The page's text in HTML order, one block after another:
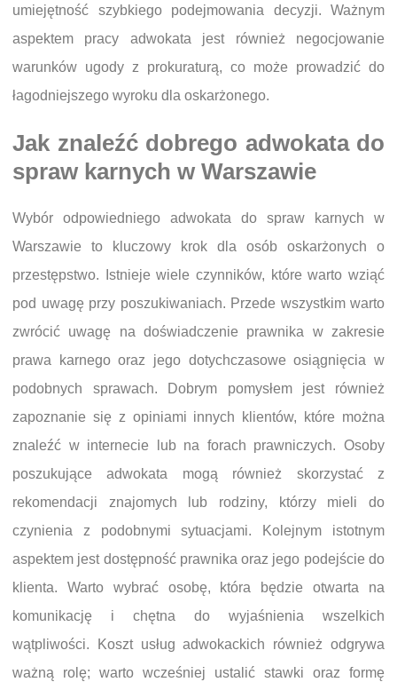
umiejętność szybkiego podejmowania decyzji. Ważnym
aspektem pracy adwokata jest również negocjowanie
warunków ugody z prokuraturą, co może prowadzić do
łagodniejszego wyroku dla oskarżonego.
Jak znaleźć dobrego adwokata do
spraw karnych w Warszawie
Wybór odpowiedniego adwokata do spraw karnych w
Warszawie to kluczowy krok dla osób oskarżonych o
przestępstwo. Istnieje wiele czynników, które warto wziąć
pod uwagę przy poszukiwaniach. Przede wszystkim warto
zwrócić uwagę na doświadczenie prawnika w zakresie
prawa karnego oraz jego dotychczasowe osiągnięcia w
podobnych sprawach. Dobrym pomysłem jest również
zapoznanie się z opiniami innych klientów, które można
znaleźć w internecie lub na forach prawniczych. Osoby
poszukujące adwokata mogą również skorzystać z
rekomendacji znajomych lub rodziny, którzy mieli do
czynienia z podobnymi sytuacjami. Kolejnym istotnym
aspektem jest dostępność prawnika oraz jego podejście do
klienta. Warto wybrać osobę, która będzie otwarta na
komunikację i chętna do wyjaśnienia wszelkich
wątpliwości. Koszt usług adwokackich również odgrywa
ważną rolę; warto wcześniej ustalić stawki oraz formę